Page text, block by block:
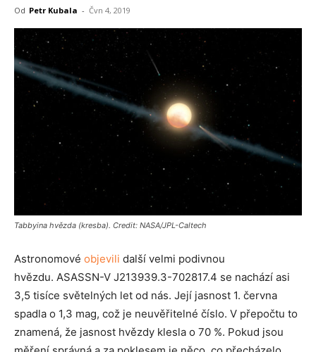
Od Petr Kubala - Čvn 4, 2019
Tabbyina hvězda (kresba). Credit: NASA/JPL-Caltech
Astronomové objevili další velmi podivnou
hvězdu. ASASSN-V J213939.3-702817.4 se nachází asi
3,5 tisíce světelných let od nás. Její jasnost 1. června
spadla o 1,3 mag, což je neuvěřitelné číslo. V přepočtu to
znamená, že jasnost hvězdy klesla o 70 %. Pokud jsou